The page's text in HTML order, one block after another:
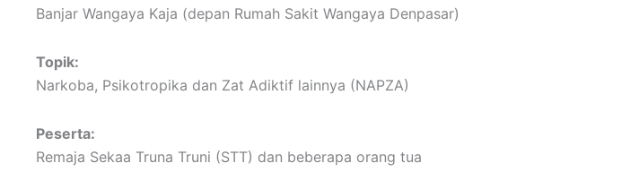
Banjar Wangaya Kaja (depan Rumah Sakit Wangaya Denpasar)
Topik:
Narkoba, Psikotropika dan Zat Adiktif lainnya (NAPZA)
Peserta:
Remaja Sekaa Truna Truni (STT) dan beberapa orang tua